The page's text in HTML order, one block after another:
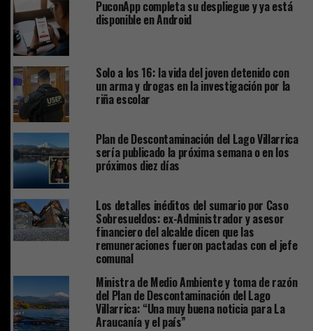
PuconApp completa su despliegue y ya está
disponible en Android
Solo a los 16: la vida del joven detenido con
un arma y drogas en la investigación por la
riña escolar
Plan de Descontaminación del Lago Villarrica
sería publicado la próxima semana o en los
próximos diez días
Los detalles inéditos del sumario por Caso
Sobresueldos: ex-Administrador y asesor
financiero del alcalde dicen que las
remuneraciones fueron pactadas con el jefe
comunal
Ministra de Medio Ambiente y toma de razón
del Plan de Descontaminación del Lago
Villarrica: “Una muy buena noticia para La
Araucanía y el país”